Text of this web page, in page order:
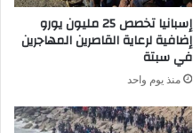
إسبانيا تخصص 25 مليون يورو
إضافية لرعاية القاصرين المهاجرين
في سبتة
منذ يوم واحد